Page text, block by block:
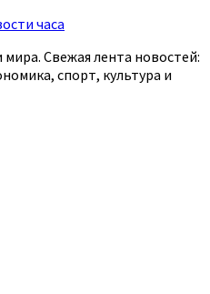
часа
Свежая лента новостей:
спорт, культура и